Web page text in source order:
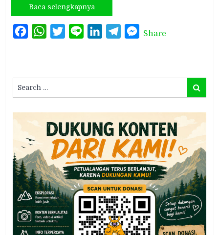
Baca selengkapnya
FacebookWhatsAppTwitterLine LinkedInTelegramMessenger
Share
for:
Search